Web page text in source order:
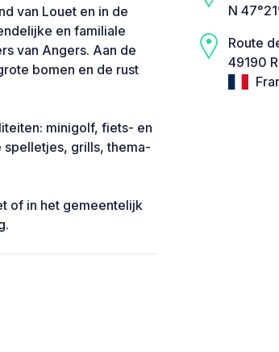
van Louet en in de
en familiale
van Angers. Aan de
bomen en de rust
minigolf, fiets- en
spelletjes, grills, thema-
of in het gemeentelijk
N
Route
49190